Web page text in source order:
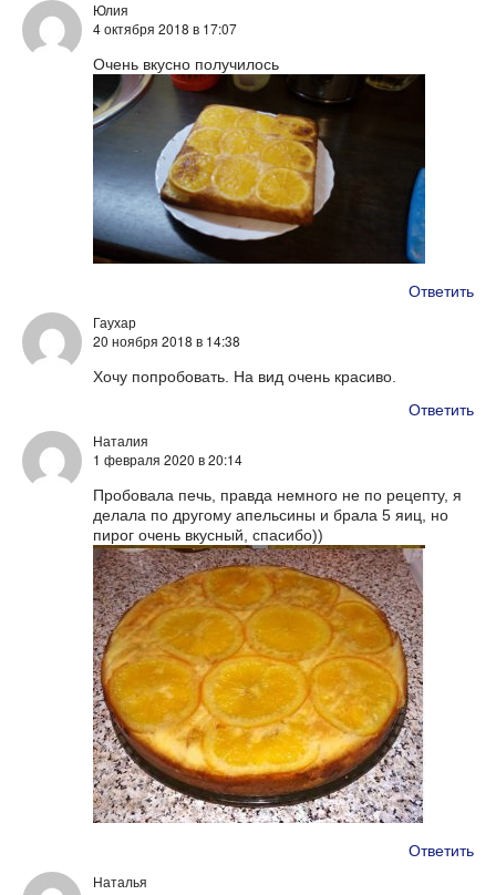
Юлия
4 октября 2018 в 17:07
Очень вкусно получилось
Ответить
Гаухар
20 ноября 2018 в 14:38
Хочу попробовать. На вид очень красиво.
Ответить
Наталия
1 февраля 2020 в 20:14
Пробовала печь, правда немного не по рецепту, я
делала по другому апельсины и брала 5 яиц, но
пирог очень вкусный, спасибо))
Ответить
Наталья